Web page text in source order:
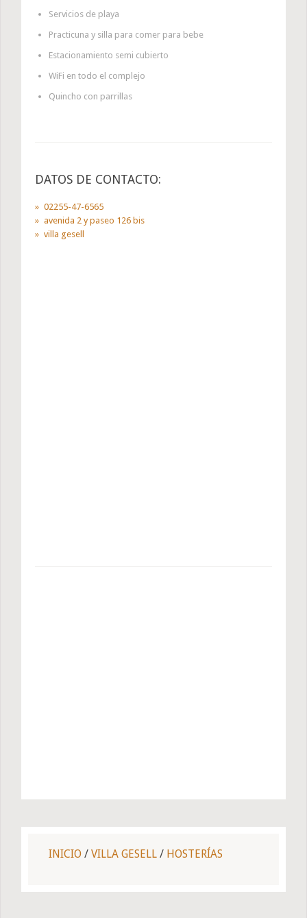
Servicios de playa
Practicuna y silla para comer para bebe
Estacionamiento semi cubierto
WiFi en todo el complejo
Quincho con parrillas
DATOS DE CONTACTO:
02255-47-6565
avenida 2 y paseo 126 bis
villa gesell
INICIO / VILLA GESELL / HOSTERÍAS